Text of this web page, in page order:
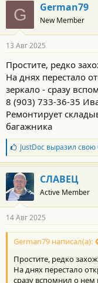
г
о
д
а
н
с
т
и
G German79
New Member
13 Авг 2025
Простите, редко
На днях перестало
зеркало - сразу
8 (903) 733-36-35
Ремонтирует
багажника
Б
л
а
г
о
д
а
н
о
с
и
:
JustDocвыразил свою
СЛАВЕЦ
Active Member
14 Авг 2025
German79 написал(а):
Простите, редко
На днях перестало
сразу вспомнил о нем